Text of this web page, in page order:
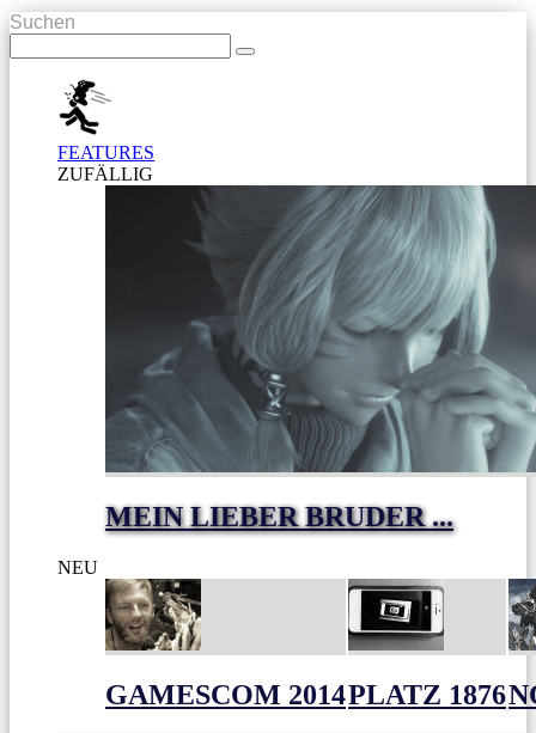
Suchen
FEATURES
ZUFÄLLIG
MEIN LIEBER BRUDER ...
NEU
GAMESCOM 2014PLATZ 1876